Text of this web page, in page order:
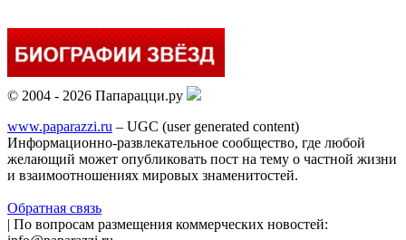
© 2004 - 2026 Папарацци.ру
www.paparazzi.ru – UGC (user generated content)
Информационно-развлекательное сообщество, где любой
желающий может опубликовать пост на тему о частной жизни
и взаимоотношениях мировых знаменитостей.
Обратная связь
| По вопросам размещения коммерческих новостей: